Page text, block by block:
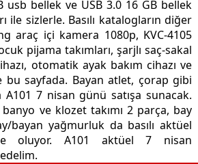
usb bellek ve USB 3.0 16 GB bellek
ile sizlerle. Basılı katalogların diğer
araç içi kamera 1080p, KVC-4105
pijama takımları, şarjlı saç-sakal
otomatik ayak bakım cihazı ve
bu sayfada. Bayan atlet, çorap gibi
7 nisan günü satışa sunacak.
ve klozet takımı 2 parça, bay
bayan yağmurluk da basılı aktüel
oluyor. A101 aktüel 7 nisan